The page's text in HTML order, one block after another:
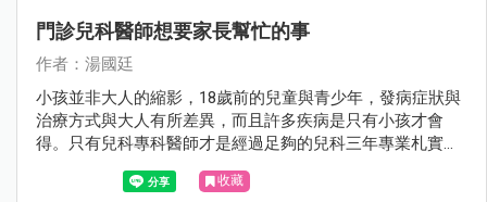
門診兒科醫師想要家長幫忙的事
作者：湯國廷
小孩並非大人的縮影，18歲前的兒童與青少年，發病症狀與
治療方式與大人有所差異，而且許多疾病是只有小孩才會
得。只有兒科專科醫師才是經過足夠的兒科三年專業札實訓
練。相較於其他科，兒科醫師對於小兒疾病全身性的評估更
收藏